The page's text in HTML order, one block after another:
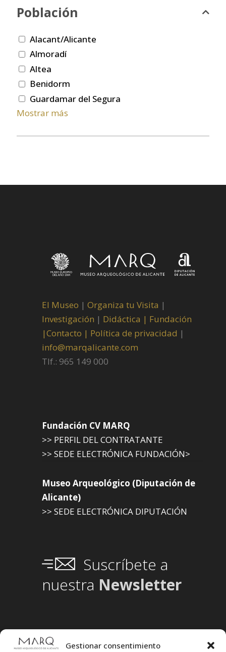
Gestionar consentimiento
Población
Alacant/Alicante
Almoradí
Altea
Benidorm
Guardamar del Segura
Mostrar más
El Museo | Organiza tu Visita |
Investigación | Didáctica | Fundación
|Contacto | Política de privacidad |
info@marqalicante.com
Tlf.: 965 149 000
Fundación CV MARQ
>> PERFIL DEL CONTRATANTE
>> SEDE ELECTRÓNICA FUNDACIÓN>
Museo Arqueológico (Diputación de
Alicante)
>> SEDE ELECTRÓNICA DIPUTACIÓN
Suscríbete a
nuestra Newsletter